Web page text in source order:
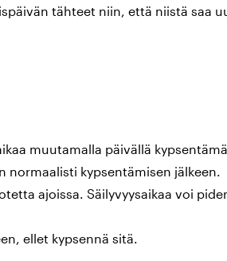
tähteet niin, että niistä saa
muutamalla päivällä
kypsentämisen jälkeen.
ajoissa. Säilyvyysaikaa voi
ellet kypsennä sitä.